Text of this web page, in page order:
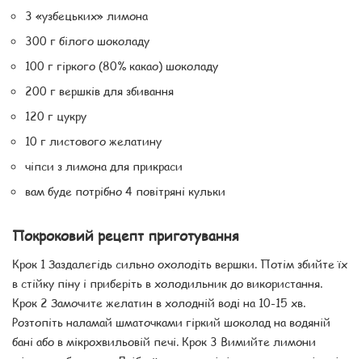
3 «узбецьких» лимона
300 г білого шоколаду
100 г гіркого (80% какао) шоколаду
200 г вершків для збивання
120 г цукру
10 г листового желатину
чіпси з лимона для прикраси
вам буде потрібно 4 повітряні кульки
Покроковий рецепт приготування
Крок 1 Заздалегідь сильно охолодіть вершки. Потім збийте їх
в стійку піну і приберіть в холодильник до використання.
Крок 2 Замочите желатин в холодній воді на 10-15 хв.
Розтопіть наламай шматочками гіркий шоколад на водяній
бані або в мікрохвильовій печі. Крок 3 Вимийте лимони